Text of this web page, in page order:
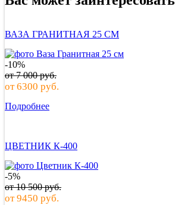
ВАЗА ГРАНИТНАЯ 25 СМ
-10%
от7 000руб.
от6300 руб.
Подробнее
ЦВЕТНИК К-400
-5%
от10 500руб.
от9450 руб.